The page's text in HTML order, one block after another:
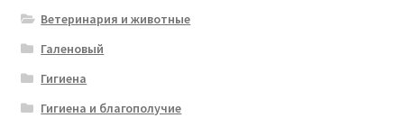
Ветеринария и животные
Галеновый
Гигиена
Гигиена и благополучие